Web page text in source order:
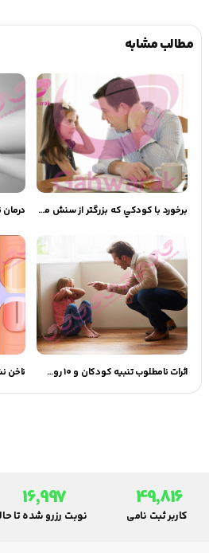
مطالب مشابه
برخورد با كودكي كه بزرگتر از سنش ميداند
اثرات نامطلوب تنبیه کودکان و ۱۰ روش‌ جایگزین آن
49,816
کاربر ثبت نامی
16,997
نوبت رزرو شده تا